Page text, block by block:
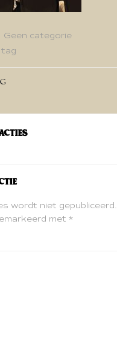
Geen categorie
tag
wordt niet gepubliceerd.
met *